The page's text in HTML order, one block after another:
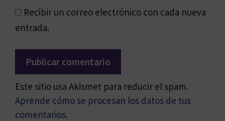
Recibir un correo electrónico con cada nueva
entrada.
Este sitio usa Akismet para reducir el spam.
Aprende cómo se procesan los datos de tus
comentarios.